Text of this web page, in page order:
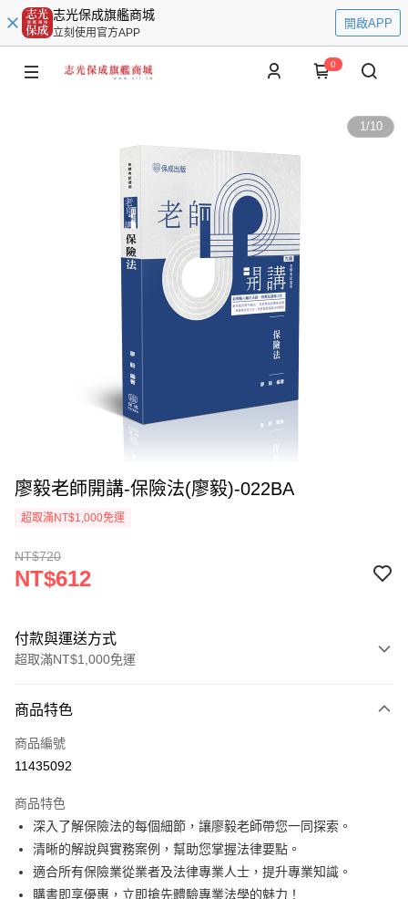
志光保成旗艦商城
立刻使用官方APP
開啟APP
0
1/10
廖毅老師開講-保險法(廖毅)-022BA
超取滿NT$1,000免運
NT$720
NT$612
付款與運送方式
超取滿NT$1,000免運
信用卡一次付款
超商取貨付款
Apple Pay
悠遊付
Google Pay
商品特色
商品編號
11435092
商品特色
深入了解保險法的每個細節，讓廖毅老師帶您一同探索。
清晰的解說與實務案例，幫助您掌握法律要點。
適合所有保險業從業者及法律專業人士，提升專業知識。
購書即享優惠，立即搶先體驗專業法學的魅力！